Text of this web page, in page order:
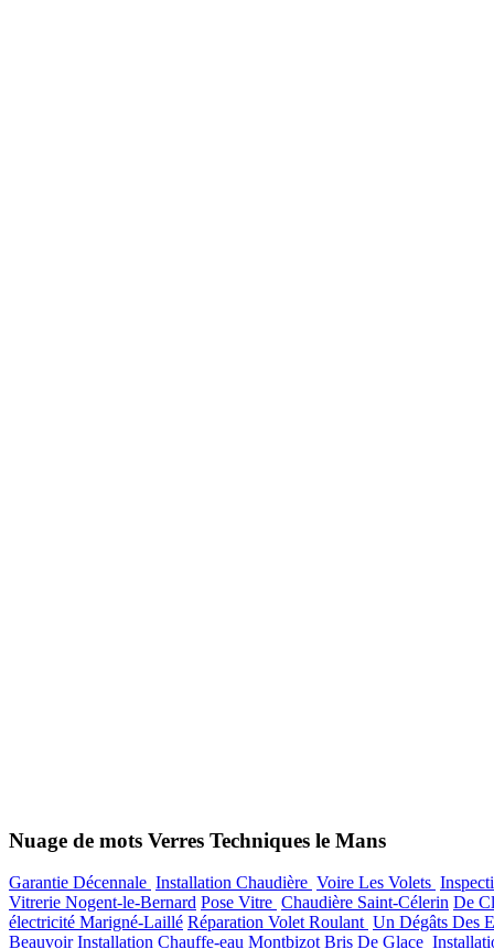
Nuage de mots Verres Techniques le Mans
Garantie Décennale Installation Chaudière Voire Les Volets
Vitrerie Nogent-le-Bernard Pose Vitre Chaudière Saint-Célerin De
électricité Marigné-Laillé Réparation Volet Roulant Un Dégâts Des
Beauvoir Installation Chauffe-eau Montbizot Bris De Glace